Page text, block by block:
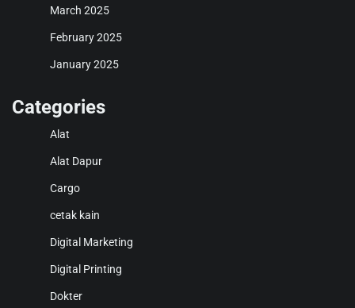
March 2025
February 2025
January 2025
Categories
Alat
Alat Dapur
Cargo
cetak kain
Digital Marketing
Digital Printing
Dokter